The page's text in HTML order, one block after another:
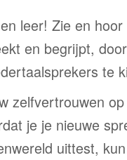
leer! Zie en
en begrijpt,
te
zelfvertrouwen
je je nieuwe
uittest,